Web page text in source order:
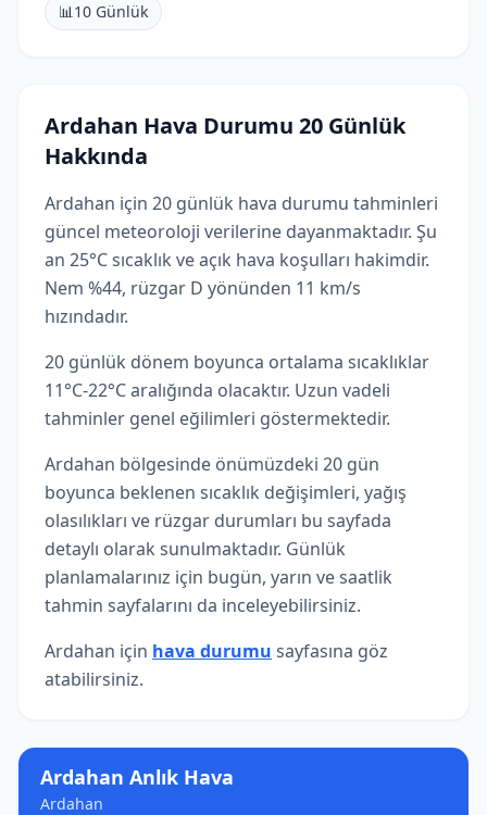
Ardahan Anlık Hava
Ardahan
📊10 Günlük
Ardahan Hava Durumu 20 Günlük
Hakkında
Ardahan için 20 günlük hava durumu tahminleri
güncel meteoroloji verilerine dayanmaktadır. Şu
an 25°C sıcaklık ve açık hava koşulları hakimdir.
Nem %44, rüzgar D yönünden 11 km/s
hızındadır.
20 günlük dönem boyunca ortalama sıcaklıklar
11°C-22°C aralığında olacaktır. Uzun vadeli
tahminler genel eğilimleri göstermektedir.
Ardahan bölgesinde önümüzdeki 20 gün
boyunca beklenen sıcaklık değişimleri, yağış
olasılıkları ve rüzgar durumları bu sayfada
detaylı olarak sunulmaktadır. Günlük
planlamalarınız için bugün, yarın ve saatlik
tahmin sayfalarını da inceleyebilirsiniz.
Ardahan için hava durumu sayfasına göz
atabilirsiniz.